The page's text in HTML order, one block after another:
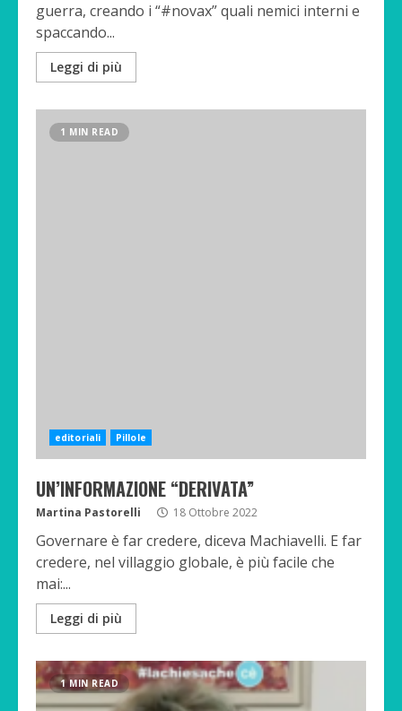
guerra, creando i “#novax” quali nemici interni e
spaccando...
Leggi di più
1 MIN READ
editoriali Pillole
UN’INFORMAZIONE “DERIVATA”
Martina Pastorelli 18 Ottobre 2022
Governare è far credere, diceva Machiavelli. E far
credere, nel villaggio globale, è più facile che
mai:...
Leggi di più
1 MIN READ